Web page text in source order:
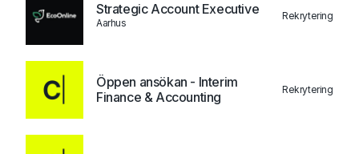
Strategic Account Executive
Aarhus
Rekrytering
Öppen ansökan - Interim
Finance & Accounting
Rekrytering